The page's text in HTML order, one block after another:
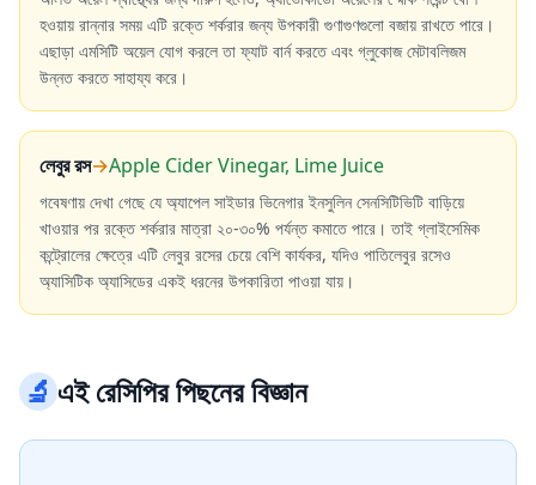
হওয়ায় রান্নার সময় এটি রক্তে শর্করার জন্য উপকারী গুণাগুণগুলো বজায় রাখতে পারে।
এছাড়া এমসিটি অয়েল যোগ করলে তা ফ্যাট বার্ন করতে এবং গ্লুকোজ মেটাবলিজম
উন্নত করতে সাহায্য করে।
লেবুর রস→Apple Cider Vinegar, Lime Juice
গবেষণায় দেখা গেছে যে অ্যাপেল সাইডার ভিনেগার ইনসুলিন সেনসিটিভিটি বাড়িয়ে
খাওয়ার পর রক্তে শর্করার মাত্রা ২০-৩০% পর্যন্ত কমাতে পারে। তাই গ্লাইসেমিক
কন্ট্রোলের ক্ষেত্রে এটি লেবুর রসের চেয়ে বেশি কার্যকর, যদিও পাতিলেবুর রসেও
অ্যাসিটিক অ্যাসিডের একই ধরনের উপকারিতা পাওয়া যায়।
🔬এই রেসিপির পিছনের বিজ্ঞান